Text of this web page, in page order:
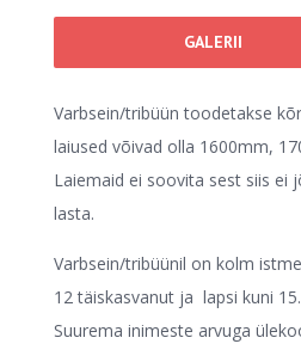
GALERII
Varbsein/tribüün toodetakse
laiused võivad olla 1600mm,
Laiemaid ei soovita sest siis ei
lasta.
Varbsein/tribüünil on kolm
12 täiskasvanut ja lapsi kuni 15.
Suurema inimeste arvuga